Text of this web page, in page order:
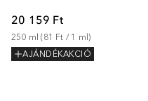
20 159 Ft
250 ml (81 Ft / 1 ml)
AJÁNDÉKAKCIÓ